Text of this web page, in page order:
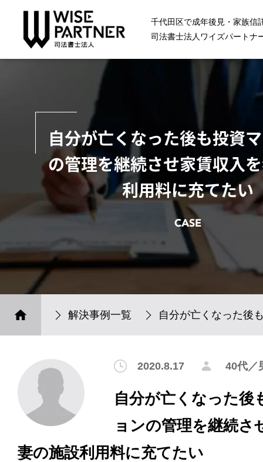
千代田区で成年後見・家族信
司法書士法人ワイズパートナ
自分が亡くなった後も投資
の管理を継続させ家賃収入
利用料に充てたい
CASE
解決事例一覧 自分が亡くなった後
2020.8.17 40代／
自分が亡くなった後
ョンの管理を継続さ
妻の施設利用料に充てたい